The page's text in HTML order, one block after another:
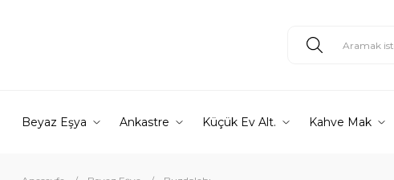
Beyaz Eşya Ankastre Küçük Ev Alt. Kahve Mak